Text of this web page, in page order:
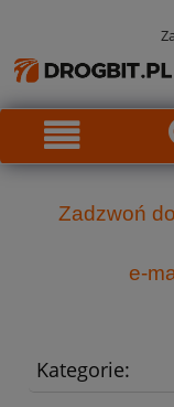
Zadzwoń
e-
Kategorie: